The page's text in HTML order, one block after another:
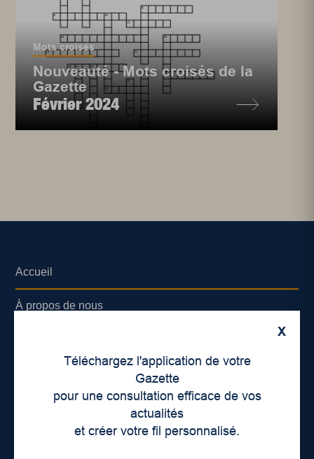
Mots croisés
Nouveauté - Mots croisés de la
Gazette
Février 2024
X
Téléchargez l'application de votre
Gazette
pour une consultation efficace de vos
actualités
et créer votre fil personnalisé.
Accueil
À propos de nous
Lieux de distribution